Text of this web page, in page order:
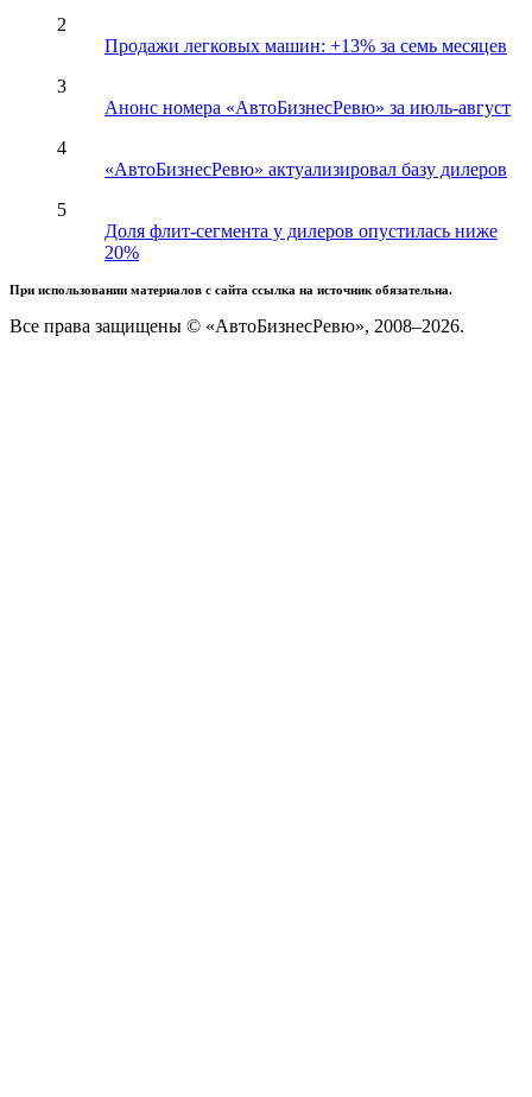
2
Продажи легковых машин: +13% за семь месяцев
3
Анонс номера «АвтоБизнесРевю» за июль-август
4
«АвтоБизнесРевю» актуализировал базу дилеров
5
Доля флит-сегмента у дилеров опустилась ниже
20%
При использовании материалов с сайта ссылка на источник обязательна.
Все права защищены © «АвтоБизнесРевю», 2008–2026.